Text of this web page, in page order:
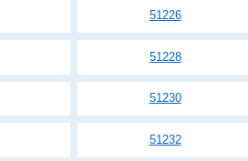
51226
51228
51230
51232